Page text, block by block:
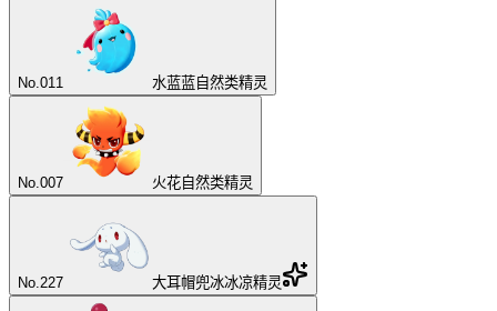
No. 011 水蓝蓝自然类精灵
No. 007 火花自然类精灵
No. 227 大耳帽兜冰冰凉精灵